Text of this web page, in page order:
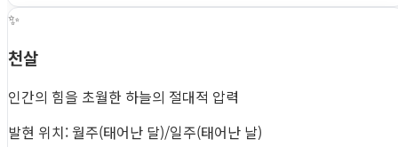
✨
천살
인간의 힘을 초월한 하늘의 절대적 압력
발현 위치: 월주(태어난 달)/일주(태어난 날)